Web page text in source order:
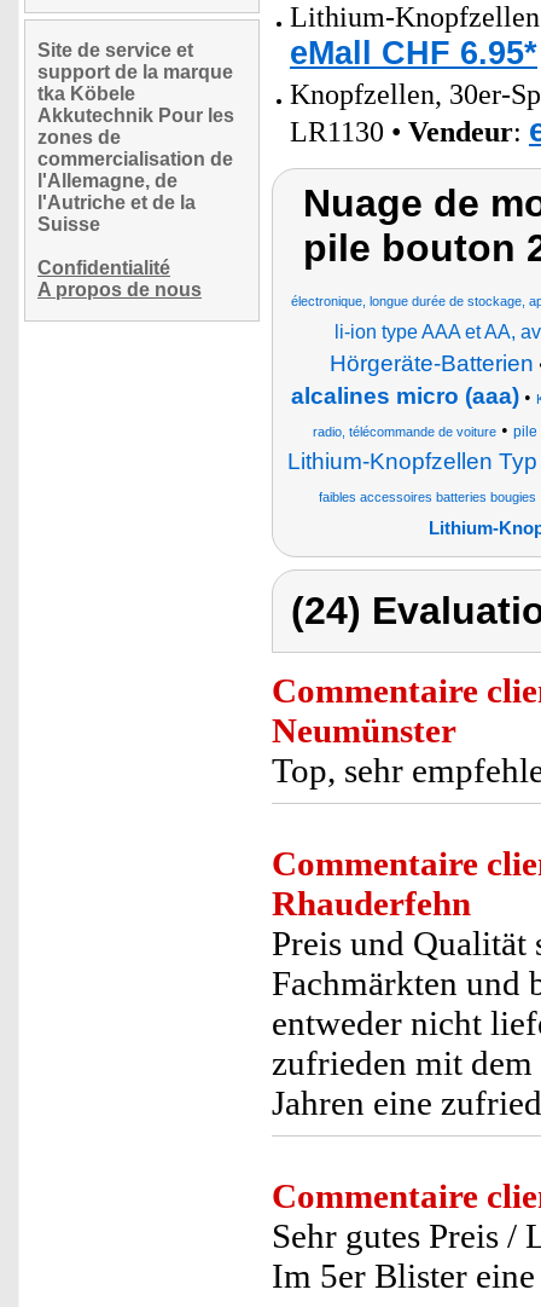
Site de service et
support de la marque
tka Köbele
Akkutechnik Pour les
zones de
commercialisation de
l'Allemagne, de
l'Autriche et de la
Suisse
Confidentialité
A propos de nous
Lithium-Knopfzellen
eMall CHF 6.95*
Knopfzellen, 30er-
LR1130 • Vendeur:
Nuage de
pile bouton
électronique, longue durée de stockage,
li-ion type AAA et AA,
Hörgeräte-Batterien
alcalines micro (aaa)•
radio, télécommande de voiture• pile
Lithium-Knopfzellen
faibles accessoires batteries bougies
Lithium-
(24)
Commentaire
Neumünster
Top, sehr
Commentaire
Rhauderfehn
Preis und Qualität
Fachmärkten und
entweder nicht
zufrieden mit dem
Jahren eine
Commentaire
Sehr gutes Preis /
Im 5er Blister